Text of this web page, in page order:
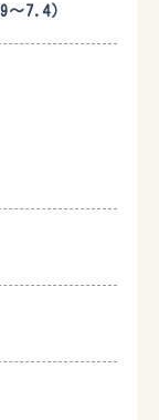
〜7.4）